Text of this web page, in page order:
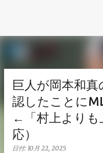
巨人が岡本和
認したことに
←「村上よりも
応）
日付: 10月 22, 2025